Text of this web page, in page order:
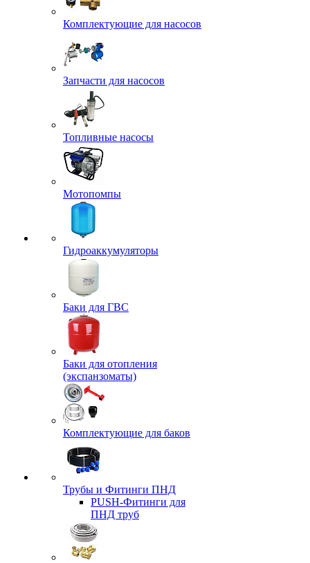
Комплектующие для насосов
Запчасти для насосов
Топливные насосы
Мотопомпы
Гидроаккумуляторы
Баки для ГВС
Баки для отопления
(экспанзоматы)
Комплектующие для баков
Трубы и Фитинги ПНД
PUSH-Фитинги для
ПНД труб